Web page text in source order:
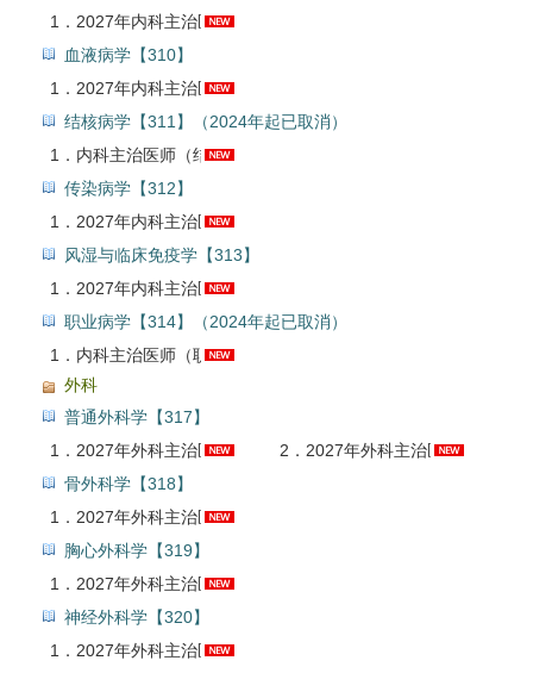
1． 2027年内科主治医师（内分泌学）考试题库【真题精选＋章节题库＋模拟试题】AI讲解
血液病学【310】
1． 2027年内科主治医师（血液病学）考试题库【真题精选＋章节题库＋模拟试题】AI讲解
结核病学【311】（2024年起已取消）
1． 内科主治医师（结核病学）考试题库【真题精选＋章节题库＋模拟试题】【24年起已取消】AI讲解
传染病学【312】
1． 2027年内科主治医师（传染病学）考试题库【真题精选＋章节题库＋模拟试题】AI讲解
风湿与临床免疫学【313】
1． 2027年内科主治医师（风湿与临床免疫学）考试题库【真题精选＋章节题库＋模拟试题】AI讲解
职业病学【314】（2024年起已取消）
1． 内科主治医师（职业病学）考试题库【真题精选＋章节题库＋模拟试题】【24年起已取消】AI讲解
外科
普通外科学【317】
1． 2027年外科主治医师（普通外科学）考点精讲班 2． 2027年外科主治医师（普通外科学）考试题库【历年真题＋章节题库＋模拟试题＋冲刺试卷】AI讲解
骨外科学【318】
1． 2027年外科主治医师（骨外科学）考试题库【真题精选＋章节题库＋模拟试题＋冲刺试卷】AI讲解
胸心外科学【319】
1． 2027年外科主治医师（胸心外科学）考试题库【真题精选＋章节题库＋模拟试题＋冲刺试卷】AI讲解
神经外科学【320】
1． 2027年外科主治医师（神经外科学）考试题库【真题精选＋章节题库＋模拟试题＋冲刺试卷】AI讲解